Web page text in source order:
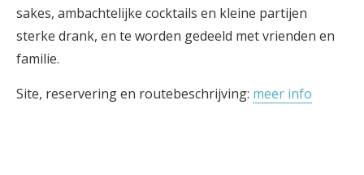
sakes, ambachtelijke cocktails en kleine partijen
sterke drank, en te worden gedeeld met vrienden en
familie.
Site, reservering en routebeschrijving: meer info